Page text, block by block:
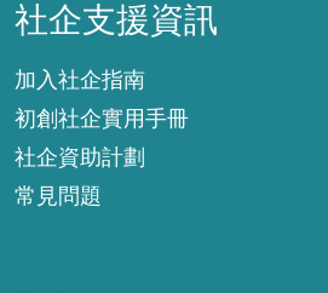
社企支援資訊
加入社企指南
初創社企實用手冊
社企資助計劃
常見問題